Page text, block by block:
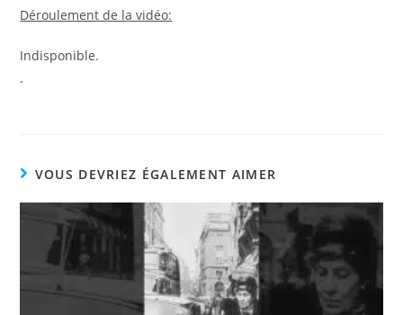
Déroulement de la vidéo:
Indisponible.
.
VOUS DEVRIEZ ÉGALEMENT AIMER